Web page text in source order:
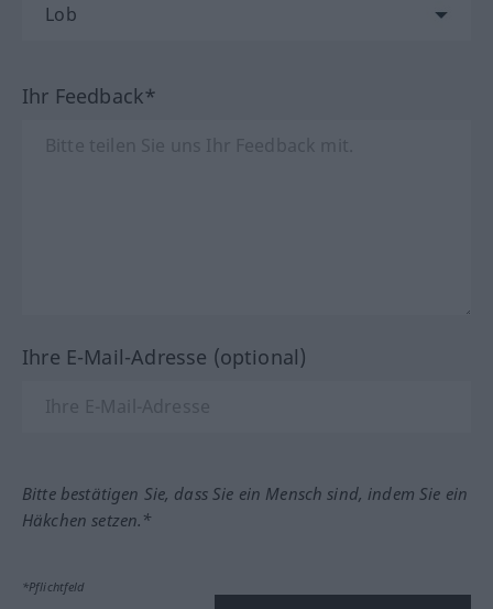
Ihr Feedback*
Ihre E-Mail-Adresse (optional)
Bitte bestätigen Sie, dass Sie ein Mensch sind, indem Sie ein
Häkchen setzen.*
*Pflichtfeld